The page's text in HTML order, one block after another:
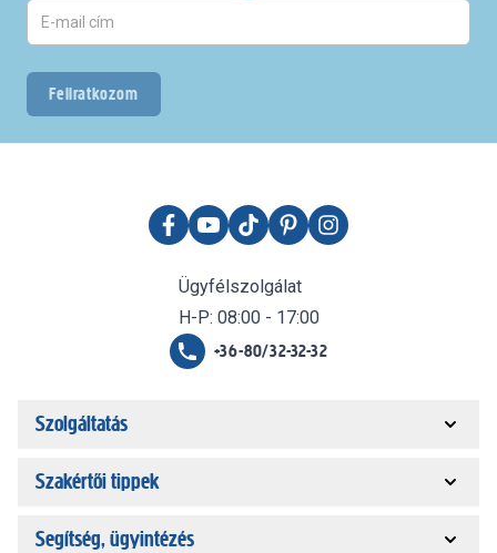
Feliratkozom
Ügyfélszolgálat
H-P: 08:00 - 17:00
+36-80/32-32-32
Szolgáltatás
Szakértői tippek
Segítség, ügyintézés